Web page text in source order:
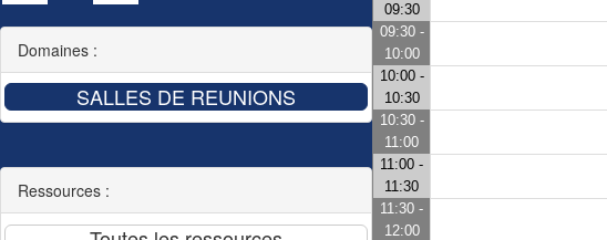
Domaines :
Ressources :
09:30
09:30 -
10:00
10:00 -
10:30
10:30 -
11:00
11:00 -
11:30
11:30 -
12:00